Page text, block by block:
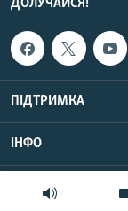
ДОЛУЧАЙСЯ!
ПІДТРИМКА
ІНФО